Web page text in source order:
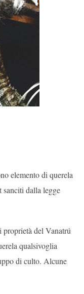
elemento di querela
dalla legge
del Vanatrú
qualsivoglia
di culto. Alcune